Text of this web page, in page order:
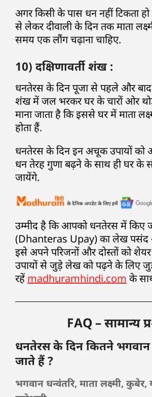
अगर किसी के पास धन नहीं टिकता
से लेकर दीवाली के दिन तक माता
समय एक लौंग चढ़ाना चाहिए.
10) दक्षिणावर्ती शंख :
धनतेरस के दिन पूजा से पहले और बाद में
शंख में जल भरकर घर के चारों ओर
माना जाता है कि इससे घर में माता
होता हैं.
धनतेरस के दिन इन अचूक उपायों
धन तेरह गुणा बढ़ने के साथ ही घर के
जायेंगे.
उम्मीद है कि आपको धनतेरस में किए
(Dhanteras Upay) का लेख पसंद
इसे अपने परिजनों और दोस्तों को
उपायों से जुड़े लेख को पढ़ने के लिए
रहें madhuramhindi.com के
FAQ – सामान्य
धनतेरस के दिन कितने
जाते हैं ?
भगवान धन्वंतरि, माता लक्ष्मी,